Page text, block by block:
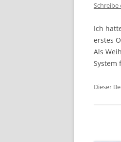
Ich
erstes
Als
System
Dieser